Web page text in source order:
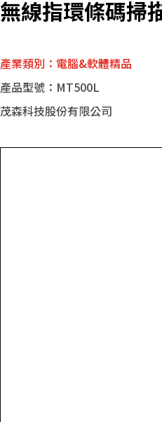
無線指環條碼掃
產業類別：電腦&軟體精品
產品型號：MT500L
茂森科技股份有限公司